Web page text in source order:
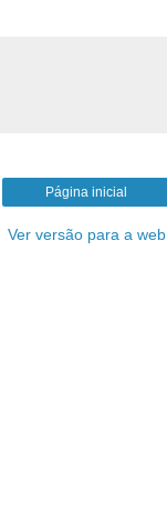
Página inicial
Ver versão para a web